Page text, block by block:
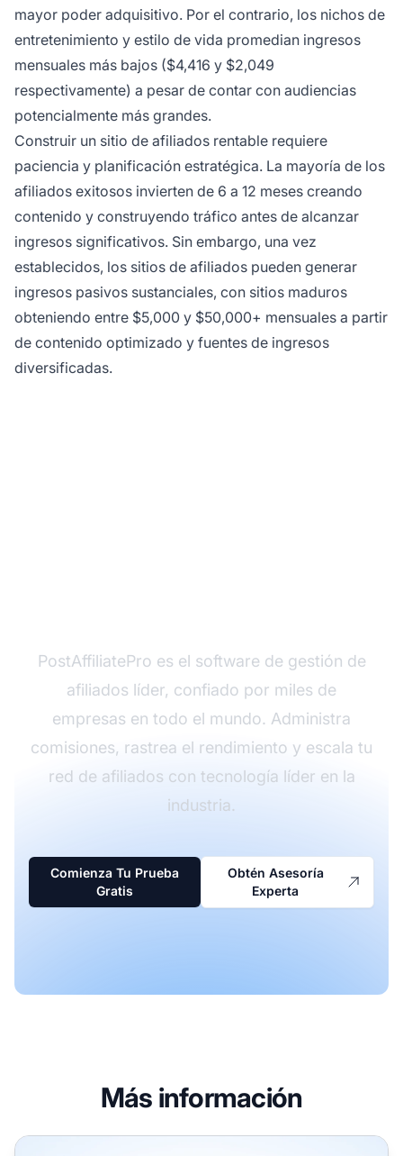
mayor poder adquisitivo. Por el contrario, los nichos de
entretenimiento y estilo de vida promedian ingresos
mensuales más bajos ($4,416 y $2,049
respectivamente) a pesar de contar con audiencias
potencialmente más grandes.
Construir un sitio de afiliados rentable requiere
paciencia y planificación estratégica. La mayoría de los
afiliados exitosos invierten de 6 a 12 meses creando
contenido y construyendo tráfico antes de alcanzar
ingresos significativos. Sin embargo, una vez
establecidos, los sitios de afiliados pueden generar
ingresos pasivos sustanciales, con sitios maduros
obteniendo entre $5,000 y $50,000+ mensuales a partir
de contenido optimizado y fuentes de ingresos
diversificadas.
PostAffiliatePro es el software de gestión de
afiliados líder, confiado por miles de
empresas en todo el mundo. Administra
comisiones, rastrea el rendimiento y escala tu
red de afiliados con tecnología líder en la
industria.
Comienza Tu Prueba
Gratis
Obtén Asesoría
Experta
Más información
¿Qué es el ingreso de afiliados? Guía completa para ganar